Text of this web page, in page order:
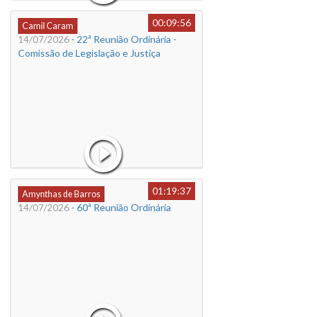
Camil Caram
00:09:56
14/07/2026 - 22ª Reunião Ordinária -
Comissão de Legislação e Justiça
Amynthas de Barros
01:19:37
14/07/2026 - 60ª Reunião Ordinária